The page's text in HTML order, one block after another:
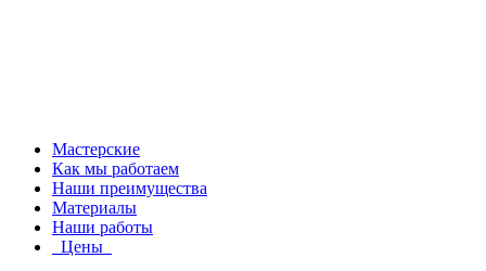
Мастерские
Как мы работаем
Наши преимущества
Материалы
Наши работы
Цены